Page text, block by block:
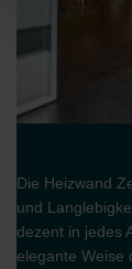
Diese Seite
Einige
Sie können
Erklärung auf
Die Heizwand
und
dezent in jedes
elegante Weise